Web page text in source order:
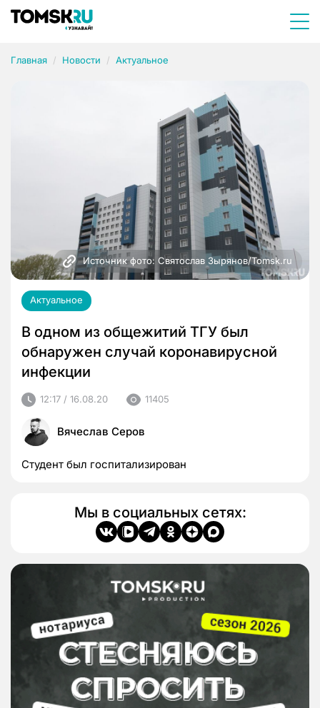
Главная Новости Актуальное
Источник фото: Святослав Зырянов/Tomsk.ru
Актуальное
В одном из общежитий ТГУ был
обнаружен случай коронавирусной
инфекции
12:17 / 16.08.20 11405
Вячеслав Серов
Студент был госпитализирован
Мы в социальных сетях: